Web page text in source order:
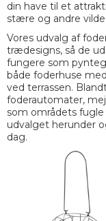
din have til et
stære og andre
Vores udvalg af
trædesigns, så de
fungere som
både foderhuse
ved terrassen.
foderautomater,
som områdets
udvalget herunder
dag.